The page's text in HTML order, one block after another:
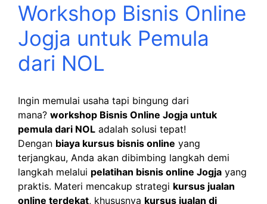
Workshop Bisnis Online
Jogja untuk Pemula
dari NOL
Ingin memulai usaha tapi bingung dari
mana? workshop Bisnis Online Jogja untuk
pemula dari NOL adalah solusi tepat!
Dengan biaya kursus bisnis online yang
terjangkau, Anda akan dibimbing langkah demi
langkah melalui pelatihan bisnis online Jogja yang
praktis. Materi mencakup strategi kursus jualan
online terdekat, khususnya kursus jualan di